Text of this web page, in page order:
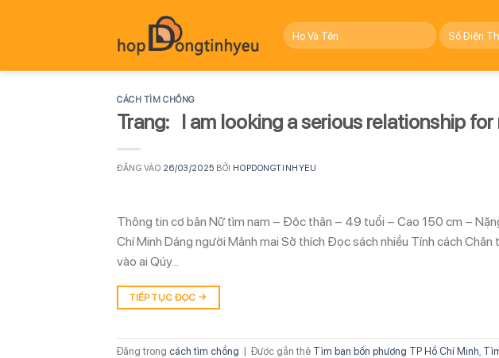
dung
CÁCH TÌM CHỒNG
Trang: I am looking a serious relationship for
ĐĂNG VÀO 26/03/2025 BỞI HOPDONGTINHYEU
Thông tin cơ bản Nữ tìm nam – Độc thân – 49 tuổi – Cao 150 cm –
Chí Minh Dáng người Mảnh mai Sở thích Đọc sách nhiều Tính cách
vào ai Qúy…
TIẾP TỤC ĐỌC →
Đăng trong cách tìm chồng Được gắn thẻ Tìm bạn bốn phương TP Hồ Chí Minh